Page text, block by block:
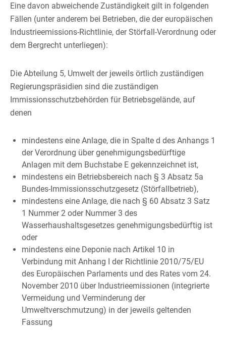
Eine davon abweichende Zuständigkeit gilt in folgenden
Fällen (unter anderem bei Betrieben, die der europäischen
Industrieemissions-Richtlinie, der Störfall-Verordnung oder
dem Bergrecht unterliegen):
Die Abteilung 5, Umwelt der jeweils örtlich zuständigen
Regierungspräsidien sind die zuständigen
Immissionsschutzbehörden für Betriebsgelände, auf
denen
mindestens eine Anlage, die in Spalte d des Anhangs 1
der Verordnung über genehmigungsbedürftige
Anlagen mit dem Buchstabe E gekennzeichnet ist,
mindestens ein Betriebsbereich nach § 3 Absatz 5a
Bundes-Immissionsschutzgesetz (Störfallbetrieb),
mindestens eine Anlage, die nach § 60 Absatz 3 Satz
1 Nummer 2 oder Nummer 3 des
Wasserhaushaltsgesetzes genehmigungsbedürftig ist
oder
mindestens eine Deponie nach Artikel 10 in
Verbindung mit Anhang I der Richtlinie 2010/75/EU
des Europäischen Parlaments und des Rates vom 24.
November 2010 über Industrieemissionen (integrierte
Vermeidung und Verminderung der
Umweltverschmutzung) in der jeweils geltenden
Fassung